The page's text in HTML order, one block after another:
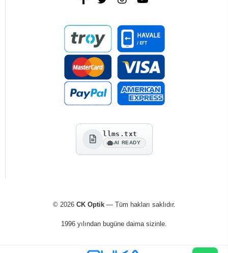
llms.txt
AI READY
© 2026 CK Optik— Tüm hakları saklıdır.
1996 yılından bugüne daima sizinle.